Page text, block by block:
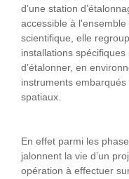
d’une station
accessible à
scientifique, elle
installations
d’étalonner, en
instruments
spatiaux.
En effet parmi les
jalonnent la vie d’un
opération à effectuer